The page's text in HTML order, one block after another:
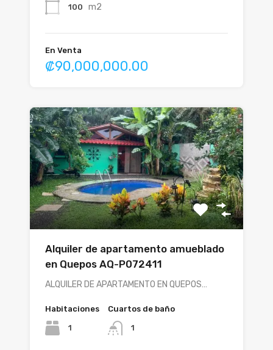
100 m2
En Venta
₡90,000,000.00
Alquiler de apartamento amueblado
en Quepos AQ-P072411
ALQUILER DE APARTAMENTO EN QUEPOS…
Habitaciones
1
Cuartos de baño
1